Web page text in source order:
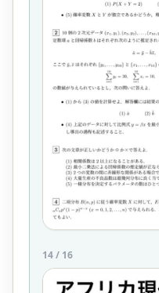
14/ 16